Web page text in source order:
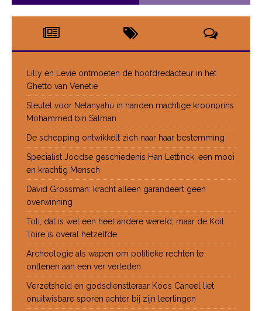
Lilly en Levie ontmoeten de hoofdredacteur in het
Ghetto van Venetië
Sleutel voor Netanyahu in handen machtige kroonprins
Mohammed bin Salman
De schepping ontwikkelt zich naar haar bestemming
Specialist Joodse geschiedenis Han Lettinck, een mooi
en krachtig Mensch
David Grossman: kracht alleen garandeert geen
overwinning
Toli, dat is wel een heel andere wereld, maar de Koil
Toire is overal hetzelfde
Archeologie als wapen om politieke rechten te
ontlenen aan een ver verleden
Verzetsheld en godsdienstleraar Koos Caneel liet
onuitwisbare sporen achter bij zijn leerlingen